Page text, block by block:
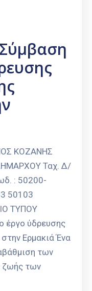
ΚΟΖΑΝΗΣ
Ταχ. Δ/
: 50200-
50103
ΤΥΠΟΥ
έργο ύδρευσης
Ερμακιά Ένα
των
ζωής των